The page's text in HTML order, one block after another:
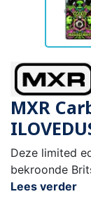
MXR
Deze limited
bekroonde
Lees verder